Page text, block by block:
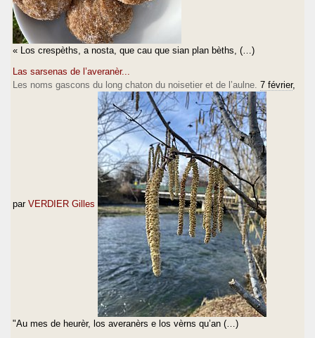
« Los crespèths, a nosta, que cau que sian plan bèths, (…)
Las sarsenas de l’averanèr...
Les noms gascons du long chaton du noisetier et de l’aulne. 7 février,
par VERDIER Gilles
"Au mes de heurèr, los averanèrs e los vèrns qu’an (…)